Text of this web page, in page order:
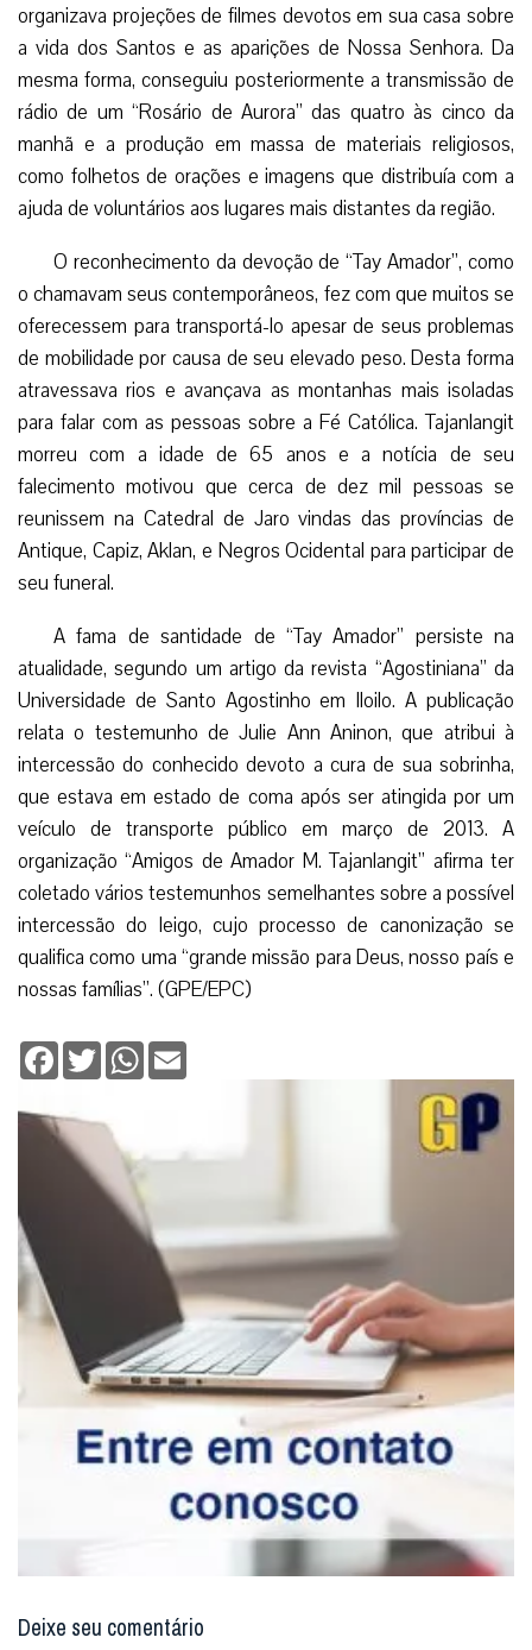
organizava projeções de filmes devotos em sua casa sobre
a vida dos Santos e as aparições de Nossa Senhora. Da
mesma forma, conseguiu posteriormente a transmissão de
rádio de um “Rosário de Aurora” das quatro às cinco da
manhã e a produção em massa de materiais religiosos,
como folhetos de orações e imagens que distribuía com a
ajuda de voluntários aos lugares mais distantes da região.
O reconhecimento da devoção de “Tay Amador”, como
o chamavam seus contemporâneos, fez com que muitos se
oferecessem para transportá-lo apesar de seus problemas
de mobilidade por causa de seu elevado peso. Desta forma
atravessava rios e avançava as montanhas mais isoladas
para falar com as pessoas sobre a Fé Católica. Tajanlangit
morreu com a idade de 65 anos e a notícia de seu
falecimento motivou que cerca de dez mil pessoas se
reunissem na Catedral de Jaro vindas das províncias de
Antique, Capiz, Aklan, e Negros Ocidental para participar de
seu funeral.
A fama de santidade de “Tay Amador” persiste na
atualidade, segundo um artigo da revista “Agostiniana” da
Universidade de Santo Agostinho em Iloilo. A publicação
relata o testemunho de Julie Ann Aninon, que atribui à
intercessão do conhecido devoto a cura de sua sobrinha,
que estava em estado de coma após ser atingida por um
veículo de transporte público em março de 2013. A
organização “Amigos de Amador M. Tajanlangit” afirma ter
coletado vários testemunhos semelhantes sobre a possível
intercessão do leigo, cujo processo de canonização se
qualifica como uma “grande missão para Deus, nosso país e
nossas famílias”. (GPE/EPC)
Facebook
TwitterWhatsApp
Deixe seu comentário